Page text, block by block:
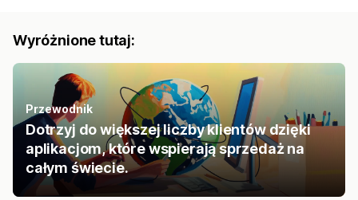
Wyróżnione tutaj:
Przewodnik
Dotrzyj do większej liczby klientów dzięki
aplikacjom, które wspierają sprzedaż na
całym świecie.